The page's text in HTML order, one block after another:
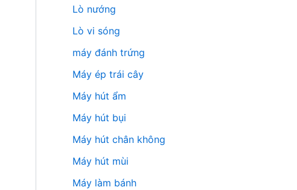
Lò nướng
Lò vi sóng
máy đánh trứng
Máy ép trái cây
Máy hút ẩm
Máy hút bụi
Máy hút chân không
Máy hút mùi
Máy làm bánh